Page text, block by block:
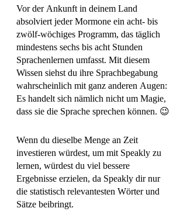
Vor der Ankunft in deinem Land
absolviert jeder Mormone ein acht- bis
zwölf-wöchiges Programm, das täglich
mindestens sechs bis acht Stunden
Sprachenlernen umfasst. Mit diesem
Wissen siehst du ihre Sprachbegabung
wahrscheinlich mit ganz anderen Augen:
Es handelt sich nämlich nicht um Magie,
dass sie die Sprache sprechen können. 😉
Wenn du dieselbe Menge an Zeit
investieren würdest, um mit Speakly zu
lernen, würdest du viel bessere
Ergebnisse erzielen, da Speakly dir nur
die statistisch relevantesten Wörter und
Sätze beibringt.